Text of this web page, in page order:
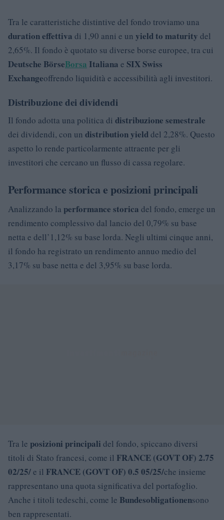
Tra le caratteristiche distintive del fondo troviamo una
duration effettiva di 1,90 anni e un yield to maturity del
2,65%. Il fondo è quotato su diverse borse europee, tra cui
Deutsche BörseBorsa Italiana e SIX Swiss
Exchangeoffrendo liquidità e accessibilità agli investitori.
Distribuzione dei dividendi
Il fondo adotta una politica di distribuzione semestrale
dei dividendi, con un distribution yielddel 2,28%. Questo
aspetto lo rende particolarmente attraente per gli
investitori che cercano un flusso di cassa regolare.
Performance storica e posizioni principali
Analizzando la performance storica del fondo, emerge un
rendimento complessivo dal lancio del 0,79% su base
netta e dell’1,12% su base lorda. Negli ultimi cinque anni,
il fondo ha registrato un rendimento annuo medio del
3,17% su base netta e del 3,95% su base lorda.
Tra le posizioni principali del fondo, spiccano diversi
titoli di Stato francesi, come il FRANCE (GOVT OF) 2.75
02/25/e il FRANCE (GOVT OF) 0.5 05/25/che insieme
rappresentano una quota significativa del portafoglio.
Anche i titoli tedeschi, come le Bundesobligationensono
ben rappresentati.